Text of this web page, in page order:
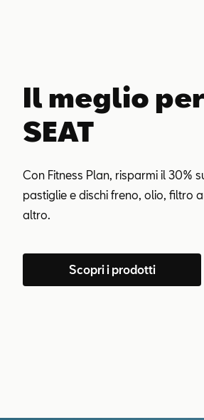
Il meglio
SEAT
Con Fitness Plan, risparmi il 30%
pastiglie e dischi freno, olio, filtro
altro.
Scopri i prodotti